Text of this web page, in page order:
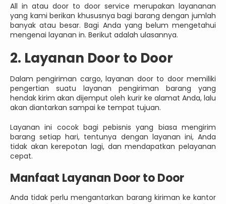
All in atau door to door service merupakan layananan
yang kami berikan khususnya bagi barang dengan jumlah
banyak atau besar. Bagi Anda yang belum mengetahui
mengenai layanan in. Berikut adalah ulasannya.
2. Layanan Door to Door
Dalam pengiriman cargo, layanan door to door memiliki
pengertian suatu layanan pengiriman barang yang
hendak kirim akan dijemput oleh kurir ke alamat Anda, lalu
akan diantarkan sampai ke tempat tujuan.
Layanan ini cocok bagi pebisnis yang biasa mengirim
barang setiap hari, tentunya dengan layanan ini, Anda
tidak akan kerepotan lagi, dan mendapatkan pelayanan
cepat.
Manfaat Layanan Door to Door
Anda tidak perlu mengantarkan barang kiriman ke kantor